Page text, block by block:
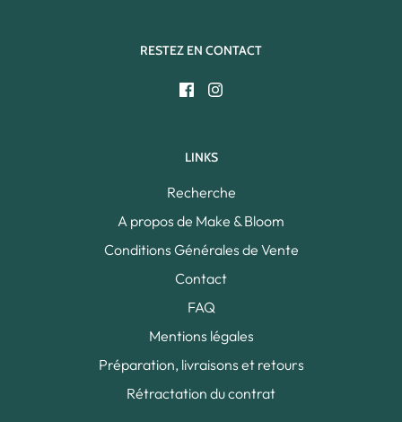
RESTEZ EN CONTACT
LINKS
Recherche
A propos de Make & Bloom
Conditions Générales de Vente
Contact
FAQ
Mentions légales
Préparation, livraisons et retours
Rétractation du contrat